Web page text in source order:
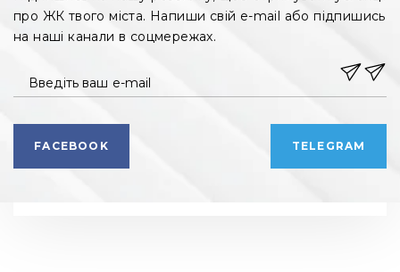
про ЖК твого міста. Напиши свій e-mail або підпишись
на наші канали в соцмережах.
Введіть ваш e-mail
FACEBOOK TELEGRAM